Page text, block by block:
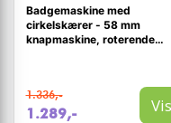
Badgemaskine med
cirkelskærer - 58 mm
knapmaskine, roterende
1.336,-
1.289,- Vis